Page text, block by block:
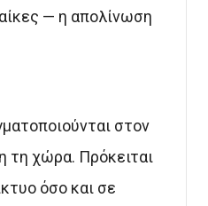
— η απολίνωση
στον
τη χώρα. Πρόκειται
όσο και σε